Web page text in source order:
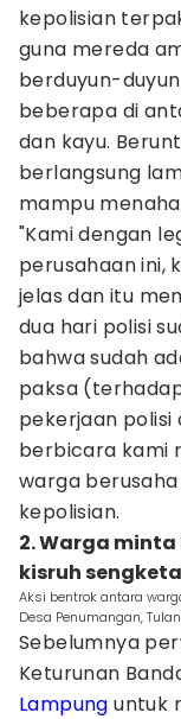
kepolisian
guna mereda
berduyun-
beberapa di
dan kayu.
berlangsung
mampu
"Kami dengan
perusahaan ini,
jelas dan itu
dua hari polisi
bahwa sudah
paksa
pekerjaan polisi
berbicara kami
warga
kepolisian.
2. Warga
kisruh
Aksi bentrok antara
Desa Penumangan,
Sebelumnya
Keturunan
Lampung untuk